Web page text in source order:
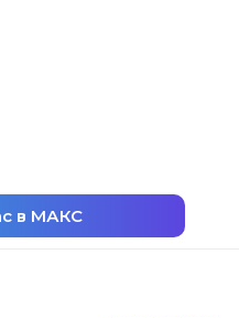
в МАКС